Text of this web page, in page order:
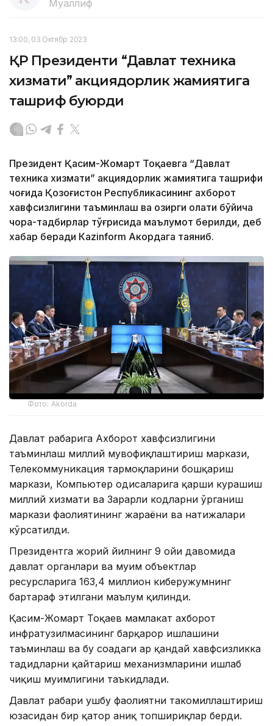
Муаллиф
13:00, 03 Октябр 2023
ҚР Президенти “Давлат техника
хизмати” акциядорлик жамиятига
ташриф буюрди
Президент Қасим-Жомарт Тоқаевга “Давлат
техника хизмати” акциядорлик жамиятига ташрифи
чоғида Қозоғистон Республикасининг ахборот
хавфсизлигини таъминлаш ва ҳозирги ҳолати бўйича
чора-тадбирлар тўғрисида маълумот берилди, деб
хабар беради Каzinform Акордага таяниб.
Фото: Akorda
Давлат раҳбарига Ахборот хавфсизлигини
таъминлаш миллий мувофиқлаштириш маркази,
Телекоммуникация тармоқларини бошқариш
маркази, Компьютер ҳодисаларига қарши курашиш
миллий хизмати ва Зарарли кодларни ўрганиш
маркази фаолиятининг жараёни ва натижалари
кўрсатилди.
Президентга жорий йилнинг 9 ойи давомида
давлат органлари ва муҳим объектлар
ресурсларига 163,4 миллион киберҳужумнинг
бартараф этилгани маълум қилинди.
Қасим-Жомарт Тоқаев мамлакат ахборот
инфратузилмасининг барқарор ишлашини
таъминлаш ва бу соҳадаги ҳар қандай хавфсизликка
таҳдидларни қайтариш механизмларини ишлаб
чиқиш муҳимлигини таъкидлади.
Давлат раҳбари ушбу фаолиятни такомиллаштириш
юзасидан бир қатор аниқ топшириқлар берди.